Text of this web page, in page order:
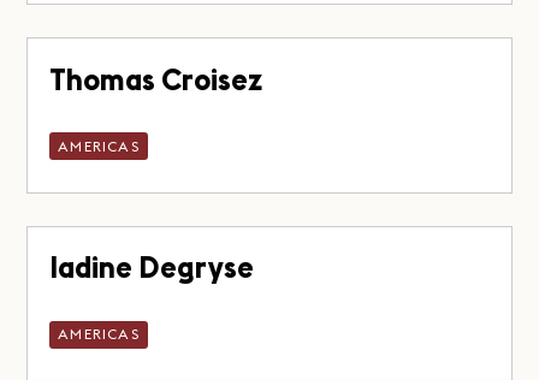
Thomas Croisez
AMERICAS
Iadine Degryse
AMERICAS